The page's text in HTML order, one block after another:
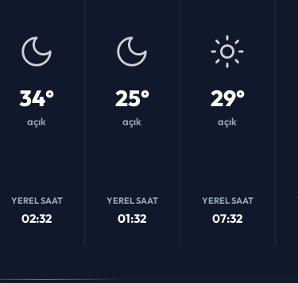
34°
açık
YEREL SAAT
02:32
25°
açık
YEREL SAAT
01:32
29°
açık
YEREL SAAT
07:32